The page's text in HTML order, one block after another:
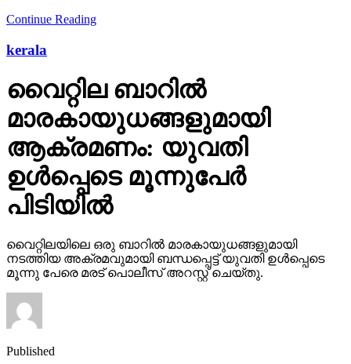
Continue Reading
kerala
വൈറ്റില ബാറില്‍
മാരകായുധങ്ങളുമായി
ആക്രമണം: യുവതി
ഉള്‍പ്പെടെ മൂന്നുപേര്‍
പിടിയില്‍
വൈറ്റിലയിലെ ഒരു ബാറില്‍ മാരകായുധങ്ങളുമായി
നടത്തിയ അക്രമവുമായി ബന്ധപ്പെട്ട് യുവതി ഉള്‍പ്പെടെ
മൂന്നു പേരെ മരട് പൊലീസ് അറസ്റ്റ് ചെയ്തു.
Published